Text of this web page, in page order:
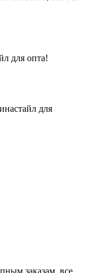
для опта!
для
заказам, все